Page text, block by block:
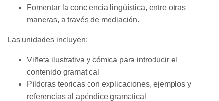
Fomentar la conciencia lingüística, entre otras
maneras, a través de mediación.
Las unidades incluyen:
Viñeta ilustrativa y cómica para introducir el
contenido gramatical
Píldoras teóricas con explicaciones, ejemplos y
referencias al apéndice gramatical